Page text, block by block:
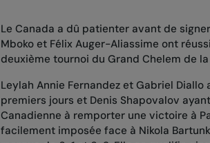
Le Canada a dû patienter avant de
Mboko et Félix Auger-Aliassime ont
deuxième tournoi du Grand Chelem de
Leylah Annie Fernandez et Gabriel Diallo
premiers jours et Denis Shapovalov
Canadienne à remporter une victoire à
facilement imposée face à Nikola